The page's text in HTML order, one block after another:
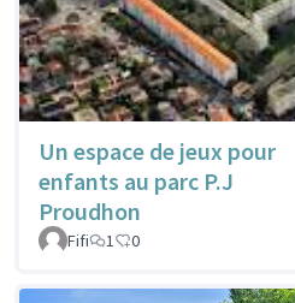
Un espace de jeux pour
enfants au parc P.J
Proudhon
Fifi 1 0